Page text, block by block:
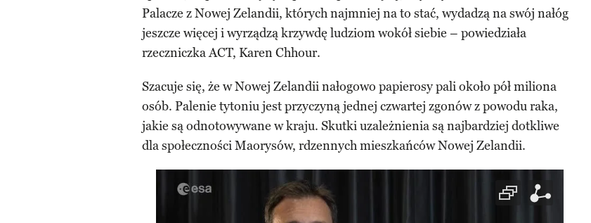
Palacze z Nowej Zelandii, których najmniej na to stać, wydadzą na swój nałóg
jeszcze więcej i wyrządzą krzywdę ludziom wokół siebie – powiedziała
rzeczniczka ACT, Karen Chhour.
Szacuje się, że w Nowej Zelandii nałogowo papierosy pali około pół miliona
osób. Palenie tytoniu jest przyczyną jednej czwartej zgonów z powodu raka,
jakie są odnotowywane w kraju. Skutki uzależnienia są najbardziej dotkliwe
dla społeczności Maorysów, rdzennych mieszkańców Nowej Zelandii.